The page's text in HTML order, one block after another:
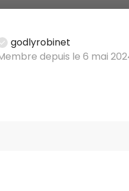
godlyrobinet
depuis le 6 mai